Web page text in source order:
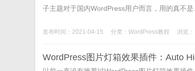
子主题对于国内WordPress用户而言，用的真不是...
发布时间：2021-04-15 分类： WordPress教程 浏览
WordPress图片灯箱效果插件：Auto